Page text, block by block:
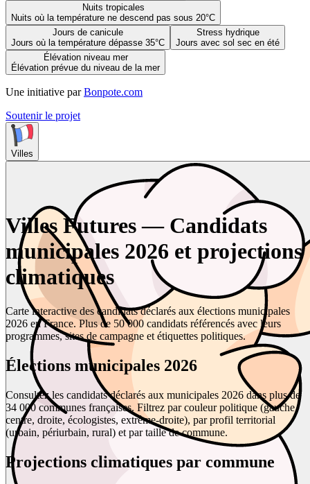
Nuits tropicales
Nuits où la température ne descend pas sous 20°C
Jours de canicule
Jours où la température dépasse 35°C
Stress hydrique
Jours avec sol sec en été
Élévation niveau mer
Élévation prévue du niveau de la mer
Une initiative par Bonpote.com
Soutenir le projet
Villes
Villes Futures — Candidats
municipales 2026 et projections
climatiques
Carte interactive des candidats déclarés aux élections municipales
2026 en France. Plus de 50 000 candidats référencés avec leurs
programmes, sites de campagne et étiquettes politiques.
Élections municipales 2026
Consultez les candidats déclarés aux municipales 2026 dans plus de
34 000 communes françaises. Filtrez par couleur politique (gauche,
centre, droite, écologistes, extrême-droite), par profil territorial
(urbain, périurbain, rural) et par taille de commune.
Projections climatiques par commune